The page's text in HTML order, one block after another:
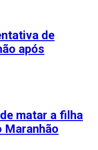
de
após
matar a filha
Maranhão